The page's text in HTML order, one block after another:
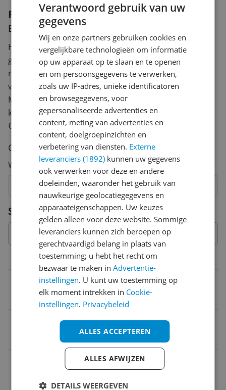
Specificaties
Model
A520M S2H
4719331809720
Aansluitingen
Reviews
Er zijn nog geen reviews geschreven
Heb jij dit product in bezit en wil je graag je mening
geven? Start dan hieronder met het schrijven van je
review. Afhankelijk van de details duurt het schrijven
van een review gemiddeld tussen de 3 en 10 minuten.
Met jouw mening help je andere bezoekers een betere
keuze te maken én maak je iedere maand kans op
€250,-!
Klik hier voor de actievoorwaarden.
Cijfer
Welk cijfer geef jij dit product?
8
7
6
5
4
3
2
Vraag 1 van 4
Verantwoord gebruik van uw
gegevens
Wij en onze partners gebruiken cookies en
vergelijkbare technologieën om informatie
op uw apparaat op te slaan en te openen
en om persoonsgegevens te verwerken,
zoals uw IP-adres, unieke identificatoren
en browsegegevens, voor
gepersonaliseerde advertenties en
content, meting van advertenties en
content, doelgroepinzichten en
verbetering van diensten. Externe
leveranciers (1892) kunnen uw gegevens
ook verwerken voor deze en andere
doeleinden, waaronder het gebruik van
nauwkeurige geolocatiegegevens en
apparaateigenschappen. Uw keuzes
gelden alleen voor deze website. Sommige
leveranciers kunnen zich beroepen op
gerechtvaardigd belang in plaats van
toestemming; u hebt het recht om
bezwaar te maken inAdvertentie-
instellingen. U kunt uw toestemming op
elk moment intrekken in Cookie-
instellingen. Privacybeleid
ALLES ACCEPTEREN
ALLES AFWIJZEN
DETAILS WEERGEVEN